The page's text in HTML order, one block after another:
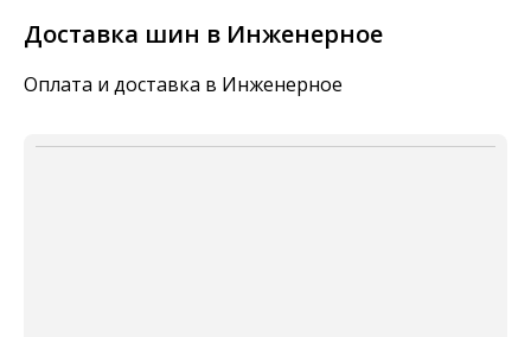
Доставка шин в Инженерное
Оплата и доставка в Инженерное